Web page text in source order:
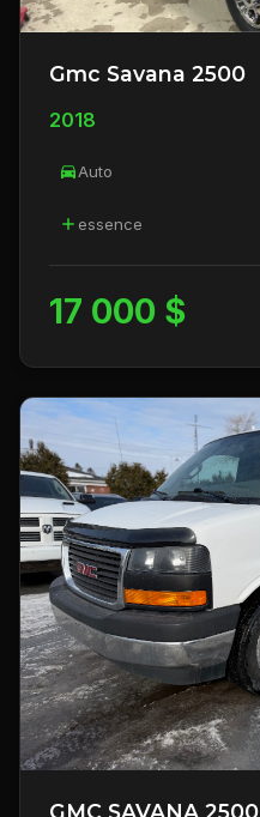
Gmc Savana 2500
2018
Auto
essence
17 000 $
GMC SAVANA 2500